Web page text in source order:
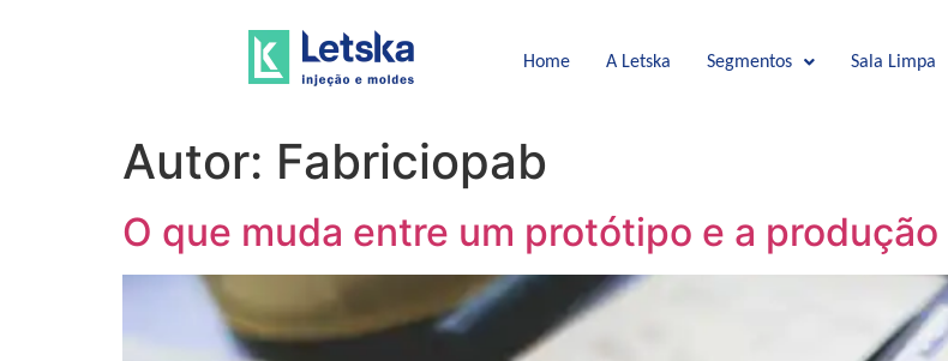
Home A Letska Segmentos Sala Limpa
Autor: Fabriciopab
O que muda entre um protótipo e a